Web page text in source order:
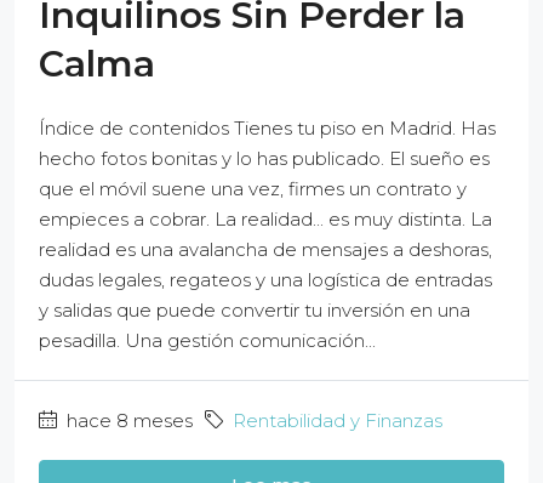
Inquilinos Sin Perder la
Calma
Índice de contenidos Tienes tu piso en Madrid. Has
hecho fotos bonitas y lo has publicado. El sueño es
que el móvil suene una vez, firmes un contrato y
empieces a cobrar. La realidad... es muy distinta. La
realidad es una avalancha de mensajes a deshoras,
dudas legales, regateos y una logística de entradas
y salidas que puede convertir tu inversión en una
pesadilla. Una gestión comunicación...
hace 8 meses Rentabilidad y Finanzas